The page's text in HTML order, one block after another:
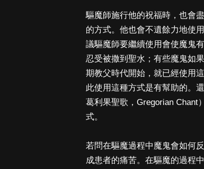
驅魔師施行他的祝福時，也會
的方式。他也會不遺餘力地使
議驅魔師要繼續使用會使魔鬼
忍受被撒到聖水；有些魔鬼如
期教父時代開始，就已經使用
此使用這種方式是有幫助的。
葛利果聖歌，Gregorian Chant
式。
若問在驅魔過程中魔鬼會如何
成患者的痛苦。在驅魔的過程